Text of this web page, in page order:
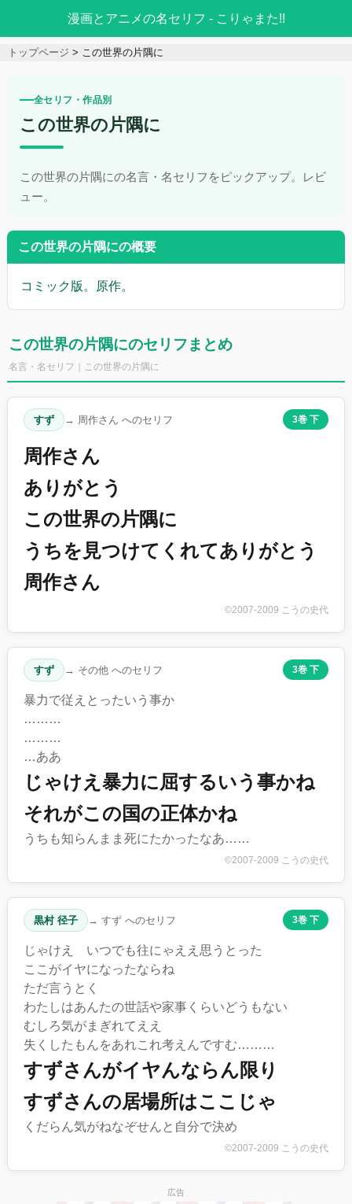
漫画とアニメの名セリフ - こりゃまた!!
トップページ この世界の片隅に
全セリフ・作品別
この世界の片隅に
この世界の片隅にの名言・名セリフをピックアップ。レビ
ュー。
この世界の片隅にの概要
コミック版。原作。
この世界の片隅にのセリフまとめ
名言・名セリフ｜この世界の片隅に
すず → 周作さん へのセリフ 3巻 下
周作さん
ありがとう
この世界の片隅に
うちを見つけてくれてありがとう
周作さん
©2007-2009 こうの史代
すず → その他 へのセリフ 3巻 下
暴力で従えとったいう事か
………
………
…ああ
じゃけえ暴力に屈するいう事かね
それがこの国の正体かね
うちも知らんまま死にたかったなあ……
©2007-2009 こうの史代
黒村 径子 → すず へのセリフ 3巻 下
じゃけえ いつでも往にゃええ思うとった
ここがイヤになったならね
ただ言うとく
わたしはあんたの世話や家事くらいどうもない
むしろ気がまぎれてええ
失くしたもんをあれこれ考えんですむ………
すずさんがイヤんならん限り
すずさんの居場所はここじゃ
くだらん気がねなぞせんと自分で決め
©2007-2009 こうの史代
広告